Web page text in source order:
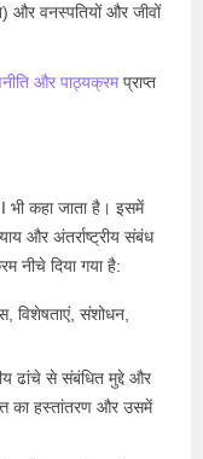
और वनस्पतियों और जीवों
और पाठ्यक्रमप्राप्त
भी कहा जाता है। इसमें
और अंतर्राष्ट्रीय संबंध
नीचे दिया गया है:
विशेषताएं, संशोधन,
ढांचे से संबंधित मुद्दे और
का हस्तांतरण और उसमें